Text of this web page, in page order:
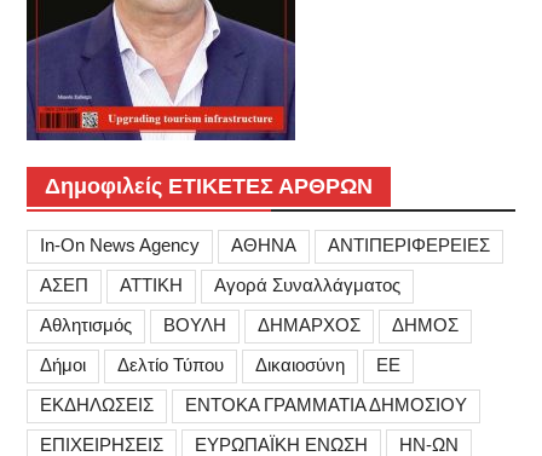
Δημοφιλείς ΕΤΙΚΕΤΕΣ ΑΡΘΡΩΝ
In-On News Agency ΑΘΗΝΑ
ΑΝΤΙΠΕΡΙΦΕΡΕΙΕΣ
ΑΣΕΠ
ΑΤΤΙΚΗ
Αγορά Συναλλάγματος
Αθλητισμός
ΒΟΥΛΗ ΔΗΜΑΡΧΟΣ
ΔΗΜΟΣ
Δήμοι
Δελτίο Τύπου Δικαιοσύνη
ΕΕ
ΕΚΔΗΛΩΣΕΙΣ
ΕΝΤΟΚΑ ΓΡΑΜΜΑΤΙΑ ΔΗΜΟΣΙΟΥ
ΕΠΙΧΕΙΡΗΣΕΙΣ
ΕΥΡΩΠΑΪΚΗ ΕΝΩΣΗ
ΗΝ-ΩΝ